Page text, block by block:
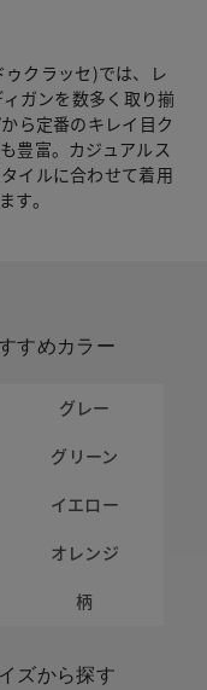
ゥクラッセ)では、レ
ガンを数多く取り揃
ら定番のキレイ目ク
豊富。カジュアルス
イルに合わせて着用
す。
すめカラー
グレー
グリーン
イエロー
オレンジ
柄
ズから探す